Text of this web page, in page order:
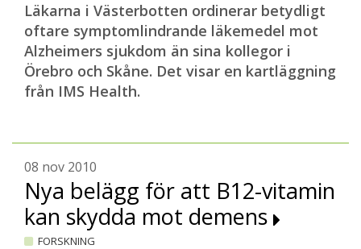
Läkarna i Västerbotten ordinerar betydligt
oftare symptomlindrande läkemedel mot
Alzheimers sjukdom än sina kollegor i
Örebro och Skåne. Det visar en kartläggning
från IMS Health.
08 nov 2010
Nya belägg för att B12-vitamin
kan skydda mot demens
FORSKNING